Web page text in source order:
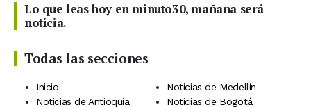
Lo que leas hoy en minuto30, mañana será
noticia.
Todas las secciones
Inicio
Noticias de Medellín
Noticias de Antioquia
Noticias de Bogotá